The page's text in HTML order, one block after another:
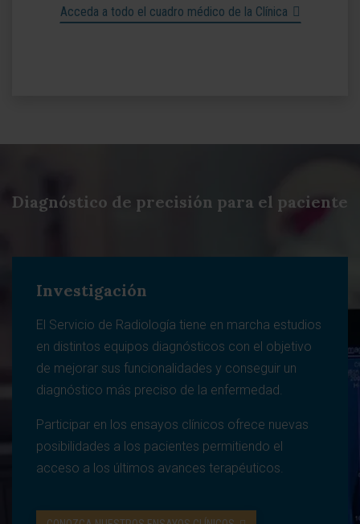
Acceda a todo el cuadro médico de la Clínica
Diagnóstico de precisión para el paciente
Investigación
El Servicio de Radiología tiene en marcha estudios
en distintos equipos diagnósticos con el objetivo
de mejorar sus funcionalidades y conseguir un
diagnóstico más preciso de la enfermedad.
Participar en los ensayos clínicos ofrece nuevas
posibilidades a los pacientes permitiendo el
acceso a los últimos avances terapéuticos.